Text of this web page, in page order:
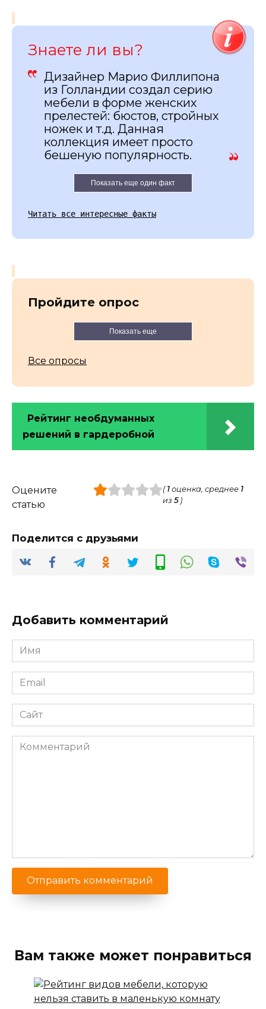
Знаете ли вы?
Дизайнер Марио Филлипона
из Голландии создал серию
мебели в форме женских
прелестей: бюстов, стройных
ножек и т.д. Данная
коллекция имеет просто
бешеную популярность.
Показать еще один факт
Читать все интересные факты
Пройдите опрос
Показать еще
Все опросы
Рейтинг необдуманных
решений в гардеробной
Оцените
статью
( 1 оценка, среднее 1
из5)
Поделится с друзьями
Добавить комментарий
Имя
*
Email
*
Сайт
Комментарий
Вам также может понравиться